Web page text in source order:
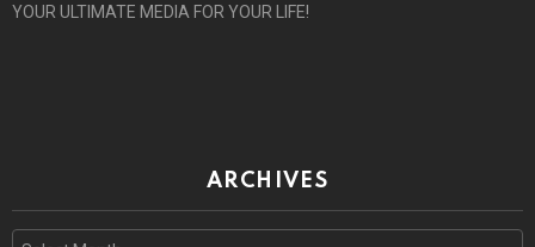
YOUR ULTIMATE MEDIA FOR YOUR LIFE!
ARCHIVES
Archives